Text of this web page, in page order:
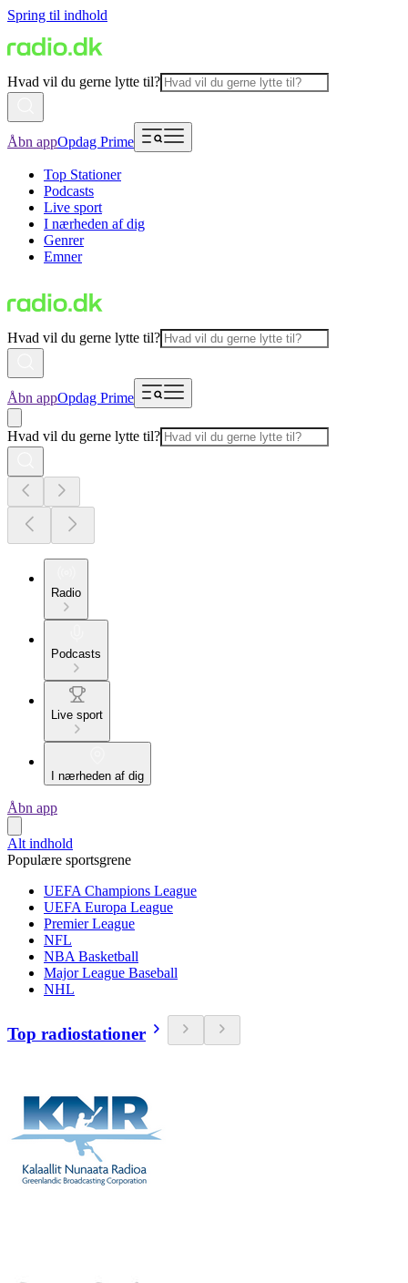
Spring til indhold
Hvad vil du gerne lytte til?
Åbn appOpdag Prime
Top Stationer
Podcasts
Live sport
I nærheden af dig
Genrer
Emner
Hvad vil du gerne lytte til?
Åbn appOpdag Prime
Hvad vil du gerne lytte til?
Radio
Podcasts
Live sport
I nærheden af dig
Åbn app
Alt indhold
Populære sportsgrene
UEFA Champions League
UEFA Europa League
Premier League
NFL
NBA Basketball
Major League Baseball
NHL
Top radiostationer